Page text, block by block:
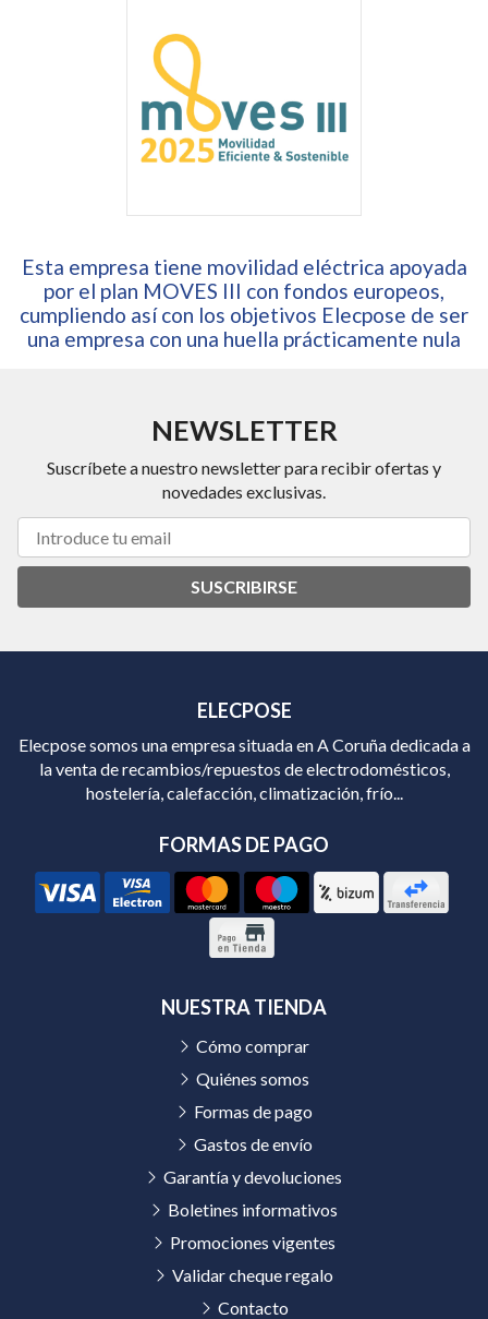
Esta empresa tiene movilidad eléctrica apoyada
por el plan MOVES III con fondos europeos,
cumpliendo así con los objetivos Elecpose de ser
una empresa con una huella prácticamente nula
NEWSLETTER
Suscríbete a nuestro newsletter para recibir ofertas y
novedades exclusivas.
SUSCRIBIRSE
ELECPOSE
Elecpose somos una empresa situada en A Coruña dedicada a
la venta de recambios/repuestos de electrodomésticos,
hostelería, calefacción, climatización, frío...
FORMAS DE PAGO
NUESTRA TIENDA
Cómo comprar
Quiénes somos
Formas de pago
Gastos de envío
Garantía y devoluciones
Boletines informativos
Promociones vigentes
Validar cheque regalo
Contacto